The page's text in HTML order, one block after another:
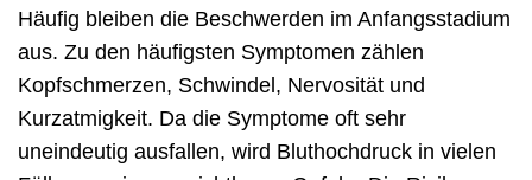
Häufig bleiben die Beschwerden im Anfangsstadium
aus. Zu den häufigsten Symptomen zählen
Kopfschmerzen, Schwindel, Nervosität und
Kurzatmigkeit. Da die Symptome oft sehr
uneindeutig ausfallen, wird Bluthochdruck in vielen